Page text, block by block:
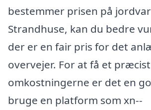
bestemmer prisen på
Strandhuse, kan du bedre
der er en fair pris for det
overvejer. For at få et
omkostningerne er det en
bruge en platform som xn--